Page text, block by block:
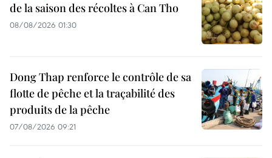
de la saison des récoltes à Can Tho
08/08/2026 01:30
Dong Thap renforce le contrôle de sa
flotte de pêche et la traçabilité des
produits de la pêche
07/08/2026 09:21